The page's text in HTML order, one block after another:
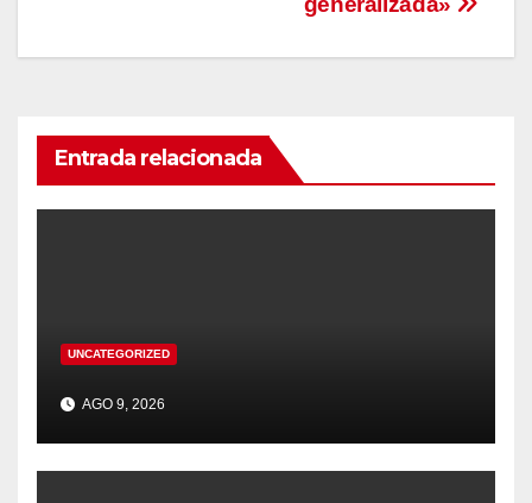
Entrada relacionada
UNCATEGORIZED
AGO 9, 2026